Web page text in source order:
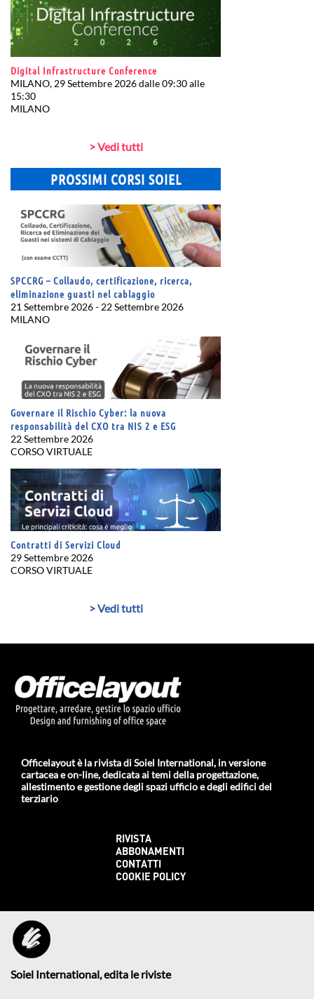
Digital Infrastructure Conference
MILANO, 29 Settembre 2026 dalle 09:30 alle
15:30
MILANO
> Vedi tutti
PROSSIMI CORSI SOIEL
SPCCRG – Collaudo, certificazione, ricerca,
eliminazione guasti nel cablaggio
21 Settembre 2026 - 22 Settembre 2026
MILANO
Governare il Rischio Cyber: la nuova
responsabilità del CXO tra NIS 2 e ESG
22 Settembre 2026
CORSO VIRTUALE
Contratti di Servizi Cloud
29 Settembre 2026
CORSO VIRTUALE
> Vedi tutti
Officelayout è la rivista di Soiel International, in versione
cartacea e on-line, dedicata ai temi della progettazione,
allestimento e gestione degli spazi ufficio e degli edifici del
terziario
RIVISTA
ABBONAMENTI
CONTATTI
COOKIE POLICY
Soiel International, edita le riviste